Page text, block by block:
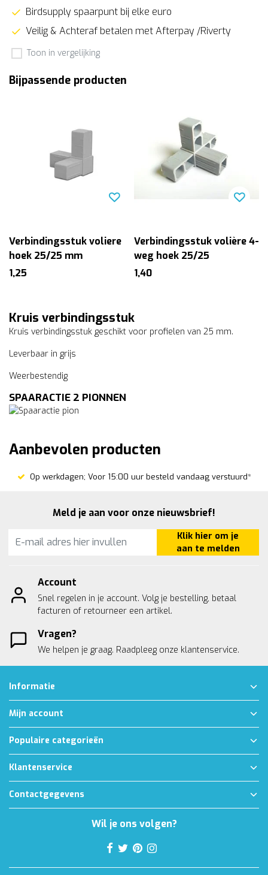
Birdsupply spaarpunt bij elke euro
Veilig & Achteraf betalen met Afterpay /Riverty
Toon in vergelijking
Bijpassende producten
Verbindingsstuk voliere
hoek 25/25 mm
1,25
Verbindingsstuk volière 4-
weg hoek 25/25
1,40
Kruis verbindingsstuk
Kruis verbindingsstuk geschikt voor profielen van 25 mm.
Leverbaar in grijs
Weerbestendig
SPAARACTIE 2 PIONNEN
Aanbevolen producten
Op werkdagen; Voor 15:00 uur besteld vandaag verstuurd*
Meld je aan voor onze nieuwsbrief!
Klik hier om je
aan te melden
Account
Snel regelen in je account. Volg je bestelling, betaal
facturen of retourneer een artikel.
Vragen?
We helpen je graag. Raadpleeg onze klantenservice.
Informatie
Mijn account
Populaire categorieën
Klantenservice
Contactgegevens
Wil je ons volgen?